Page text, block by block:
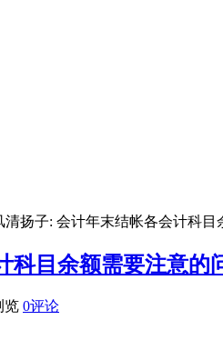
清扬子: 会计年末结帐各会计科目
科目余额需要注意的
览 0评论